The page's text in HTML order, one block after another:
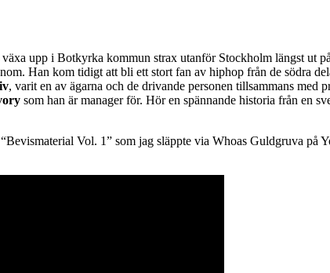
upp i Botkyrka kommun strax utanför Stockholm längst ut
Han kom tidigt att bli ett stort fan av hiphop från de södra
, varit en av ägarna och de drivande personen tillsammans med
som han är manager för. Hör en spännande historia från en
Vol. 1” som jag släppte via Whoas Guldgruva på